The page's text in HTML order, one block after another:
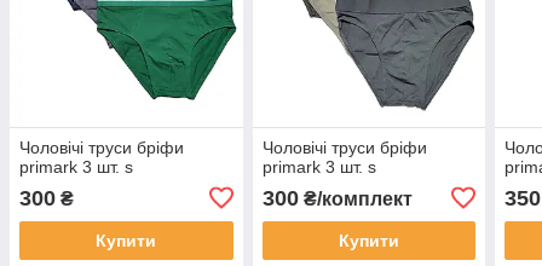
Чоловічі труси бріфи
primark 3 шт. s
300 ₴
Купити
Чоловічі труси бріфи
primark 3 шт. s
300₴/комплект
Купити
350